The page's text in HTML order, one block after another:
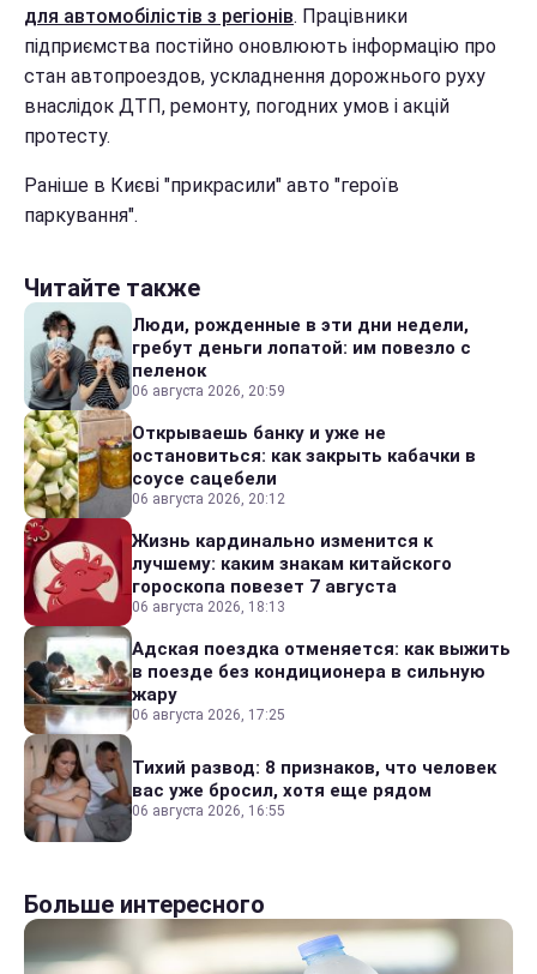
для автомобілістів з регіонів. Працівники
підприємства постійно оновлюють інформацію про
стан автопроездов, ускладнення дорожнього руху
внаслідок ДТП, ремонту, погодних умов і акцій
протесту.
Раніше в Києві "прикрасили" авто "героїв
паркування".
Читайте также
Люди, рожденные в эти дни недели,
гребут деньги лопатой: им повезло с
пеленок
06 августа 2026, 20:59
Открываешь банку и уже не
остановиться: как закрыть кабачки в
соусе сацебели
06 августа 2026, 20:12
Жизнь кардинально изменится к
лучшему: каким знакам китайского
гороскопа повезет 7 августа
06 августа 2026, 18:13
Адская поездка отменяется: как выжить
в поезде без кондиционера в сильную
жару
06 августа 2026, 17:25
Тихий развод: 8 признаков, что человек
вас уже бросил, хотя еще рядом
06 августа 2026, 16:55
Больше интересного